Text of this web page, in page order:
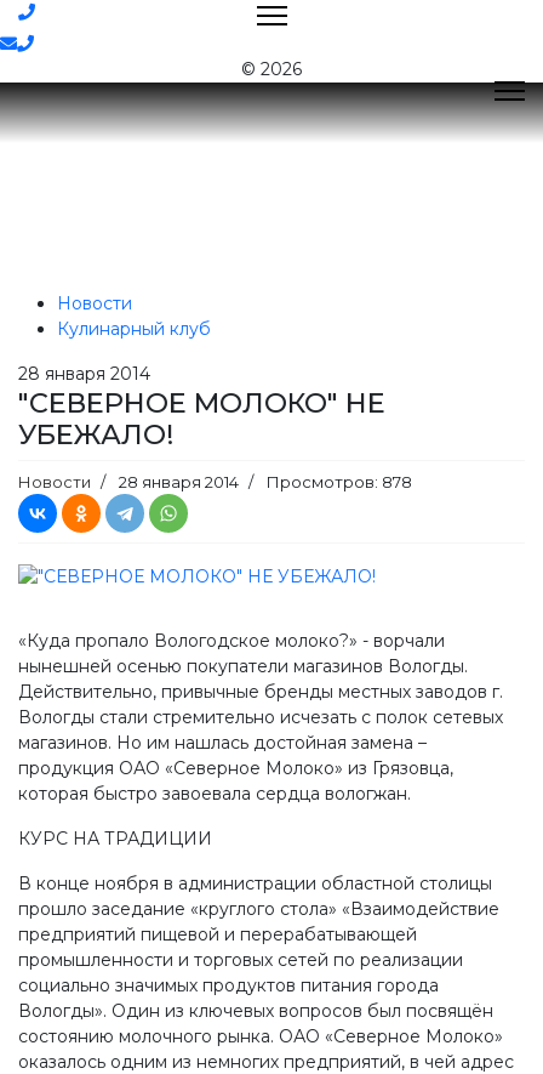
© 2026
Контакты
Приемная:
Отдел продаж: (81755) 2-18-62
(81755) 2-07-13
(81755) 2-10-14
Новости
Новости
Кулинарный клуб
28 января 2014
"СЕВЕРНОЕ МОЛОКО" НЕ
УБЕЖАЛО!
Новости 28 января 2014 Просмотров: 878
«Куда пропало Вологодское молоко?» - ворчали
нынешней осенью покупатели магазинов Вологды.
Действительно, привычные бренды местных заводов г.
Вологды стали стремительно исчезать с полок сетевых
магазинов. Но им нашлась достойная замена –
продукция ОАО «Северное Молоко» из Грязовца,
которая быстро завоевала сердца вологжан.
КУРС НА ТРАДИЦИИ
В конце ноября в администрации областной столицы
прошло заседание «круглого стола» «Взаимодействие
предприятий пищевой и перерабатывающей
промышленности и торговых сетей по реализации
социально значимых продуктов питания города
Вологды». Один из ключевых вопросов был посвящён
состоянию молочного рынка. ОАО «Северное Молоко»
оказалось одним из немногих предприятий, в чей адрес